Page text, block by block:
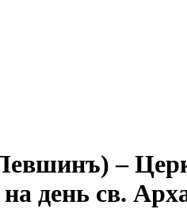
–
день св.